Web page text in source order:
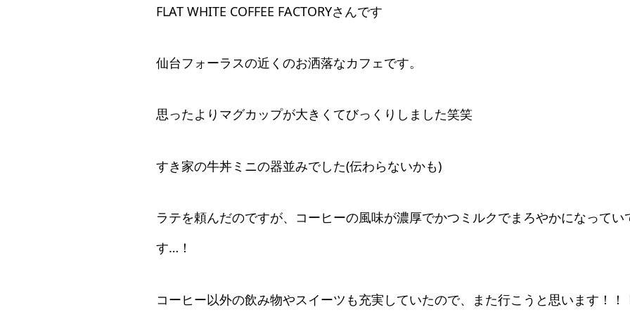
FLAT WHITE COFFEE FACTORYさんです
仙台フォーラスの近くのお洒落なカフェです。
思ったよりマグカップが大きくてびっくりしました笑笑
すき家の牛丼ミニの器並みでした(伝わらないかも)
ラテを頼んだのですが、コーヒーの風味が濃厚でかつミルクでまろやかになって
す…！
コーヒー以外の飲み物やスイーツも充実していたので、また行こうと思います！！